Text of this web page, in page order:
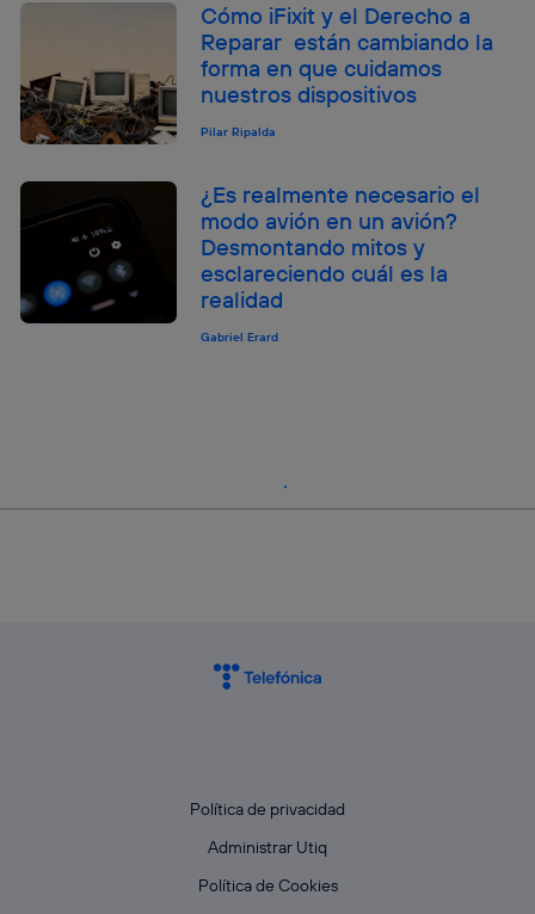
Cómo iFixit y el Derecho a
Reparar están cambiando la
forma en que cuidamos
nuestros dispositivos
Pilar Ripalda
¿Es realmente necesario el
modo avión en un avión?
Desmontando mitos y
esclareciendo cuál es la
realidad
Gabriel Erard
Política de privacidad
Administrar Utiq
Política de Cookies